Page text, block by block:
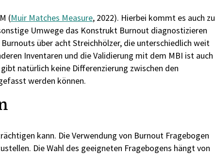
(Muir Matches Measure, 2022). Hierbei kommt es auch zu
Umwege das Konstrukt Burnout diagnostizieren
über acht Streichhölzer, die unterschiedlich weit
Inventaren und die Validierung mit dem MBI ist auch
natürlich keine Differenzierung zwischen den
werden können.
kann. Die Verwendung von Burnout Fragebogen
Die Wahl des geeigneten Fragebogens hängt von